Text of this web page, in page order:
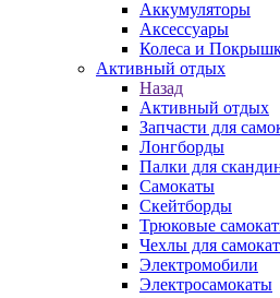
Аккумуляторы
Аксессуары
Колеса и
Активный отдых
Назад
Активный отдых
Запчасти для
Лонгборды
Палки для
Самокаты
Скейтборды
Трюковые
Чехлы для
Электромобили
Электросамокаты